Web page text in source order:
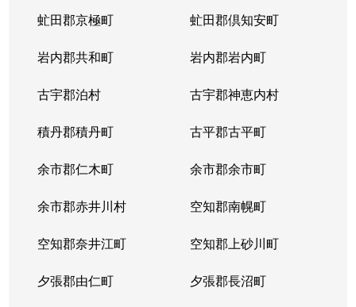
虻田郡京極町 虻田郡倶知安町
岩内郡共和町 岩内郡岩内町
古宇郡泊村 古宇郡神恵内村
積丹郡積丹町 古平郡古平町
余市郡仁木町 余市郡余市町
余市郡赤井川村 空知郡南幌町
空知郡奈井江町 空知郡上砂川町
夕張郡由仁町 夕張郡長沼町